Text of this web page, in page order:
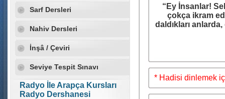
Sarf Dersleri
Nahiv Dersleri
İnşâ / Çeviri
Seviye Tespit Sınavı
Radyo İle Arapça Kursları
Radyo Dershanesi
“Ey İnsanlar!
çokça ikram
daldıkları
* Hadisi dinlemek